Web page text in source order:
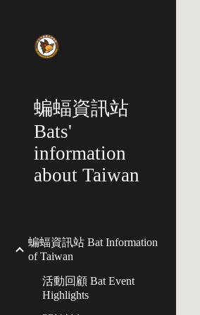
蝙蝠資訊站
Bats'
information
about Taiwan
蝙蝠資訊站 Bat Information
of Taiwan
活動回顧 Bat Event
Highlights